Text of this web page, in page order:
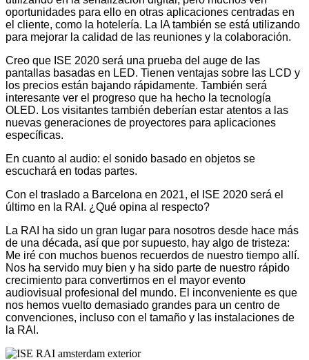
oportunidades para ello en otras aplicaciones centradas en
el cliente, como la hotelería. La IA también se está utilizando
para mejorar la calidad de las reuniones y la colaboración.
Creo que ISE 2020 será una prueba del auge de las
pantallas basadas en LED. Tienen ventajas sobre las LCD y
los precios están bajando rápidamente. También será
interesante ver el progreso que ha hecho la tecnología
OLED. Los visitantes también deberían estar atentos a las
nuevas generaciones de proyectores para aplicaciones
específicas.
En cuanto al audio: el sonido basado en objetos se
escuchará en todas partes.
Con el traslado a Barcelona en 2021, el ISE 2020 será el
último en la RAI. ¿Qué opina al respecto?
La RAI ha sido un gran lugar para nosotros desde hace más
de una década, así que por supuesto, hay algo de tristeza:
Me iré con muchos buenos recuerdos de nuestro tiempo allí.
Nos ha servido muy bien y ha sido parte de nuestro rápido
crecimiento para convertirnos en el mayor evento
audiovisual profesional del mundo. El inconveniente es que
nos hemos vuelto demasiado grandes para un centro de
convenciones, incluso con el tamaño y las instalaciones de
la RAI.